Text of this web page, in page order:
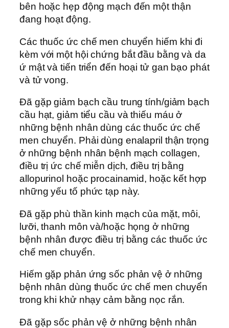
bên hoặc hẹp động mạch đến một thận
đang hoạt động.
Các thuốc ức chế men chuyển hiếm khi đi
kèm với một hội chứng bắt đầu bằng và da
ứ mật và tiến triển đến hoại tử gan bạo phát
và tử vong.
Đã gặp giảm bạch cầu trung tính/giảm bạch
cầu hạt, giảm tiểu cầu và thiếu máu ở
những bệnh nhân dùng các thuốc ức chế
men chuyển. Phải dùng enalapril thận trọng
ở những bệnh nhân bệnh mạch collagen,
điều trị ức chế miễn dịch, điều trị bằng
allopurinol hoặc procainamid, hoặc kết hợp
những yếu tố phức tạp này.
Đã gặp phù thần kinh mạch của mặt, môi,
lưỡi, thanh môn và/hoặc họng ở những
bệnh nhân được điều trị bằng các thuốc ức
chế men chuyển.
Hiếm gặp phản ứng sốc phản vệ ở những
bệnh nhân dùng thuốc ức chế men chuyển
trong khi khử nhạy cảm bằng nọc rắn.
Đã gặp sốc phản vệ ở những bệnh nhân